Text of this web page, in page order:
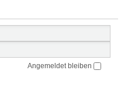
Angemeldet bleiben